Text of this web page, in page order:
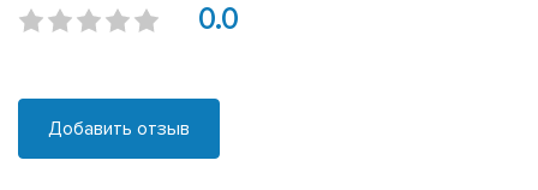
0.0
Добавить отзыв